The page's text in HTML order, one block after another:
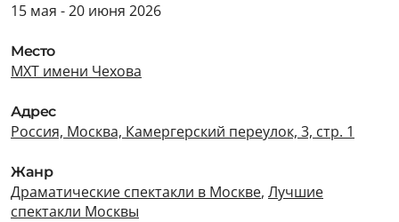
15 мая - 20 июня 2026
Место
МХТ имени Чехова
Адрес
Россия, Москва, Камергерский переулок, 3, стр. 1
Жанр
Драматические спектакли в Москве, Лучшие
спектакли Москвы